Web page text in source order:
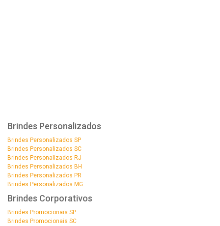
Brindes Personalizados
Brindes Personalizados SP
Brindes Personalizados SC
Brindes Personalizados RJ
Brindes Personalizados BH
Brindes Personalizados PR
Brindes Personalizados MG
Brindes Corporativos
Brindes Promocionais SP
Brindes Promocionais SC